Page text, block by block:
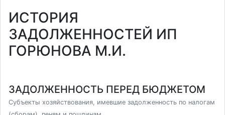
ИСТОРИЯ
ЗАДОЛЖЕННОСТЕЙ ИП
ГОРЮНОВА М.И.
ЗАДОЛЖЕННОСТЬ ПЕРЕД БЮДЖЕТОМ
Субъекты хозяйствования, имевшие задолженность по налогам